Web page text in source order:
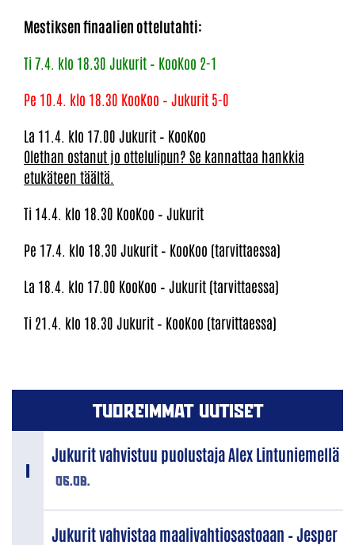
Mestiksen finaalien ottelutahti:
Ti 7.4. klo 18.30 Jukurit – KooKoo 2-1
Pe 10.4. klo 18.30 KooKoo – Jukurit 5-0
La 11.4. klo 17.00 Jukurit – KooKoo
Olethan ostanut jo ottelulipun? Se kannattaa hankkia
etukäteen täältä.
Ti 14.4. klo 18.30 KooKoo – Jukurit
Pe 17.4. klo 18.30 Jukurit – KooKoo (tarvittaessa)
La 18.4. klo 17.00 KooKoo – Jukurit (tarvittaessa)
Ti 21.4. klo 18.30 Jukurit – KooKoo (tarvittaessa)
TUOREIMMAT UUTISET
06.08.
Jukurit vahvistuu puolustaja Alex Lintuniemellä
Jukurit vahvistaa maalivahtiosastoaan – Jesper